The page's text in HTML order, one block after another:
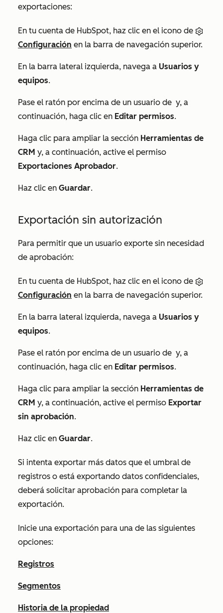
exportaciones:
En tu cuenta de HubSpot, haz clic en el icono de
Configuración en la barra de navegación superior.
En la barra lateral izquierda, navega a Usuarios y
equipos.
Pase el ratón por encima de un usuario de y, a
continuación, haga clic en Editar permisos.
Haga clic para ampliar la sección Herramientas de
CRM y, a continuación, active el permiso
Exportaciones Aprobador.
Haz clic en Guardar.
Exportación sin autorización
Para permitir que un usuario exporte sin necesidad
de aprobación:
En tu cuenta de HubSpot, haz clic en el icono de
Configuración en la barra de navegación superior.
En la barra lateral izquierda, navega a Usuarios y
equipos.
Pase el ratón por encima de un usuario de y, a
continuación, haga clic en Editar permisos.
Haga clic para ampliar la sección Herramientas de
CRM y, a continuación, active el permiso Exportar
sin aprobación.
Haz clic en Guardar.
Si intenta exportar más datos que el umbral de
registros o está exportando datos confidenciales,
deberá solicitar aprobación para completar la
exportación.
Inicie una exportación para una de las siguientes
opciones:
Registros
Segmentos
Historia de la propiedad